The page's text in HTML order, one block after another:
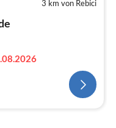
3 km von Rebici